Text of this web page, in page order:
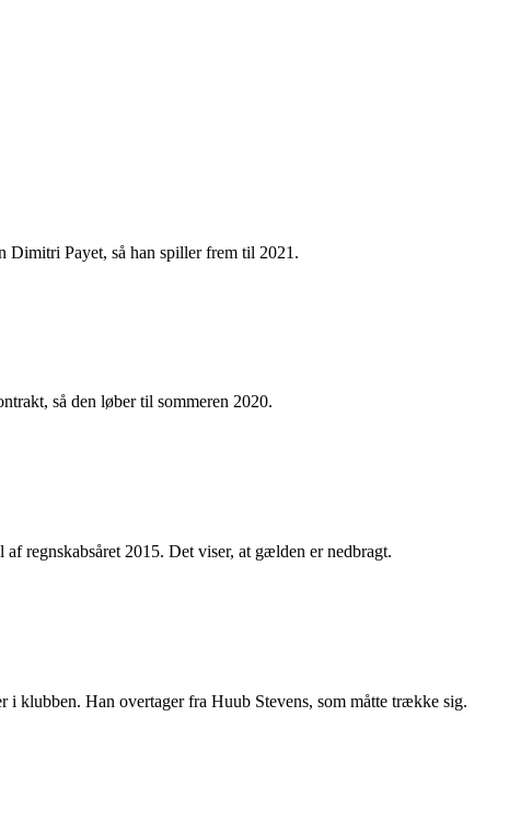
Dimitri Payet, så han spiller frem til 2021.
så den løber til sommeren 2020.
regnskabsåret 2015. Det viser, at gælden er nedbragt.
klubben. Han overtager fra Huub Stevens, som måtte trække sig.